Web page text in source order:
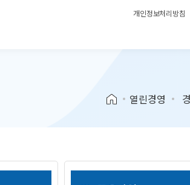
개인정보처리방침
열린경영